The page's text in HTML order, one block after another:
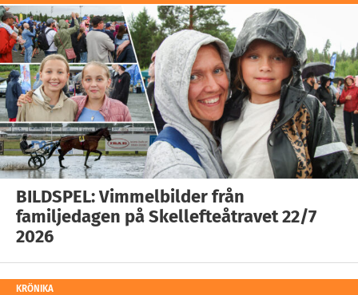
BILDSPEL: Vimmelbilder från
familjedagen på Skellefteåtravet 22/7
2026
KRÖNIKA